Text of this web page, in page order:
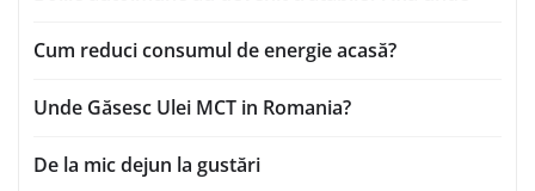
Cum reduci consumul de energie acasă?
Unde Găsesc Ulei MCT in Romania?
De la mic dejun la gustări